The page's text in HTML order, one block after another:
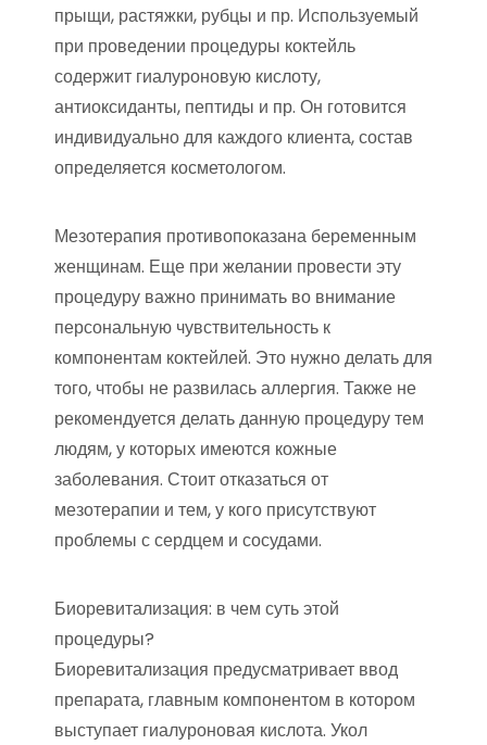
прыщи, растяжки, рубцы и пр. Используемый
при проведении процедуры коктейль
содержит гиалуроновую кислоту,
антиоксиданты, пептиды и пр. Он готовится
индивидуально для каждого клиента, состав
определяется косметологом.
Мезотерапия противопоказана беременным
женщинам. Еще при желании провести эту
процедуру важно принимать во внимание
персональную чувствительность к
компонентам коктейлей. Это нужно делать для
того, чтобы не развилась аллергия. Также не
рекомендуется делать данную процедуру тем
людям, у которых имеются кожные
заболевания. Стоит отказаться от
мезотерапии и тем, у кого присутствуют
проблемы с сердцем и сосудами.
Биоревитализация: в чем суть этой
процедуры?
Биоревитализация предусматривает ввод
препарата, главным компонентом в котором
выступает гиалуроновая кислота. Укол